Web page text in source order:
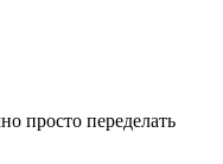
просто переделать